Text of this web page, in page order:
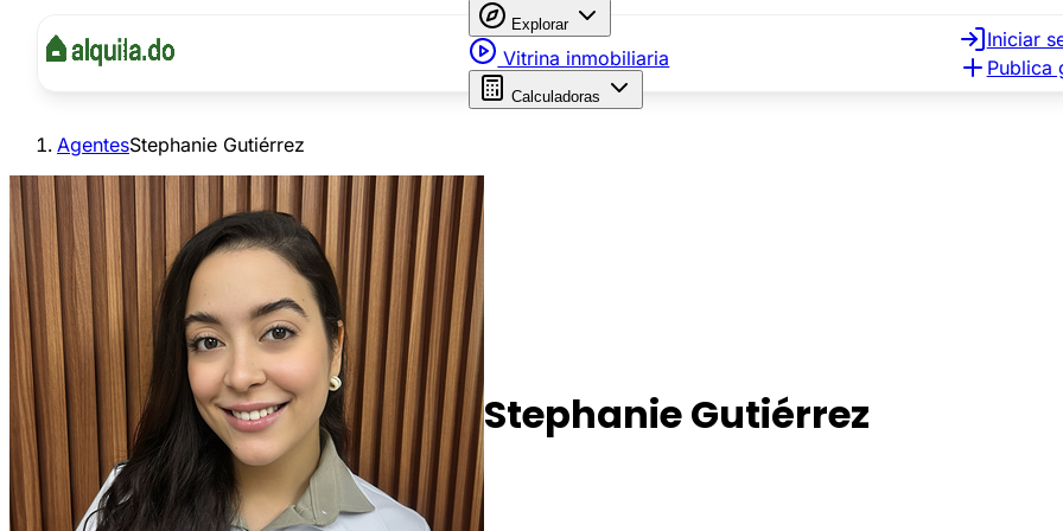
Explorar
Vitrina inmobiliaria
Calculadoras
Iniciar
Publica
AgentesStephanie Gutiérrez
Stephanie Gutiérrez